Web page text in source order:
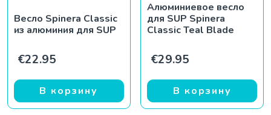
Весло Spinera Classic
из алюминия для SUP
€22.95
В корзину
Алюминиевое весло
для SUP Spinera
Classic Teal Blade
€29.95
В корзину